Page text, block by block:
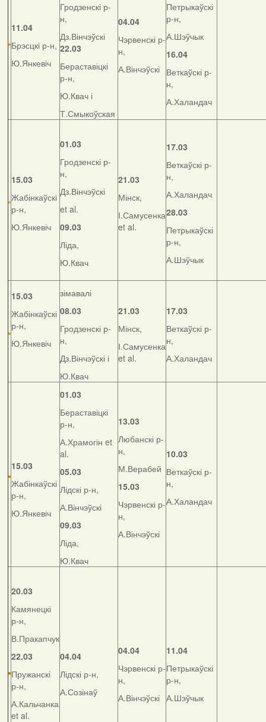
11.04
Брэсцкі р-н,
Ю.Янкевіч
Гродзенскі р-
н,
Дз.Вінчэўскі
22.03
Бераставіцкі
р-н,
Ю.Квач і
Т.Смыкоўская
04.04
Чэрвенскі р-
н,
А.Вінчэўскі
Петрыкаўскі
р-н,
А.Шэўчык
16.04
Веткаўскі р-
н,
А.Халандач
15.03
Жабінкаўскі
р-н,
Ю.Янкевіч
01.03
Гродзенскі р-
н,
Дз.Вінчэўскі
et al.
09.03
Ліда,
Ю.Квач
21.03
Мінск,
І.Самусенка
et al.
17.03
Веткаўскі р-
н,
А.Халандач
28.03
Петрыкаўскі
р-н,
А.Шэўчык
15.03
Жабінкаўскі
р-н,
Ю.Янкевіч
зімавалі
08.03
Гродзенскі р-
н,
Дз.Вінчэўскі і
Ю.Квач
21.03
Мінск,
І.Самусенка
et al.
17.03
Веткаўскі р-
н,
А.Халандач
15.03
Жабінкаўскі
р-н,
Ю.Янкевіч
01.03
Бераставіцкі
р-н,
А.Храмогін et
al.
05.03
Лідскі р-н,
А.Вінчэўскі
09.03
Ліда,
Ю.Квач
13.03
Любанскі р-
н,
М.Верабей
15.03
Чэрвенскі р-
н,
А.Вінчэўскі
10.03
Веткаўскі р-
н,
А.Халандач
20.03
Камянецкі
р-н,
В.Пракапчук
22.03
Пружанскі
р-н,
А.Кальчанка
et al.
04.04
Лідскі р-н,
А.Созінаў
04.04
Чэрвенскі р-
н,
А.Вінчэўскі
11.04
Петрыкаўскі
р-н,
А.Шэўчык